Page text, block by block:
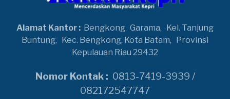
Alamat Kantor : Bengkong Garama, Kel. Tanjung
Buntung, Kec. Bengkong, Kota Batam, Provinsi
Kepulauan Riau 29432
Nomor Kontak : 0813-7419-3939 /
082172547747